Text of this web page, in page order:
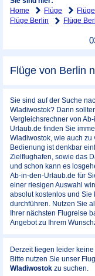
Home
Flüge
Flüge Berlin
Flüge
Flüge von Berlin
Sie sind auf der Suche
Wladiwostok? Dann
Vergleichsrechner von
Urlaub.de finden Sie
Wladiwostok, wie auch
Bedienung ist denkbar
Zielflughafen, sowie das
und schon kann es
Ab-in-den-Urlaub.de für
einer riesigen Auswahl
absolut kostenlos und
durchführen. Nutzen Sie
Ihrer nächsten Flugreise
Angebot zu Ihrem
Derzeit liegen leider
Bitte nutzen Sie unser
Wladiwostok zu suchen.